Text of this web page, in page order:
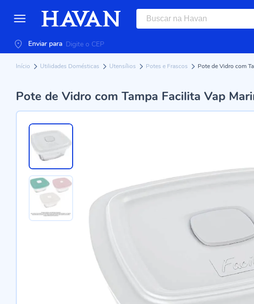
Enviar para
Início Utilidades Domésticas Utensílios Potes e Frascos Pote de Vidro com
Pote de Vidro com Tampa Facilita Vap